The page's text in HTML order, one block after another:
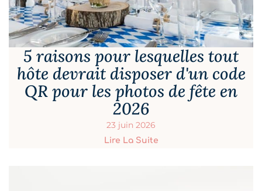
5 raisons pour lesquelles tout
hôte devrait disposer d'un code
QR pour les photos de fête en
2026
23 juin 2026
Lire La Suite